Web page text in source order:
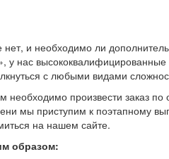
и необходимо ли
нас
с любыми видами
произвести заказ
мы приступим к поэтапному
на нашем сайте.
образом: